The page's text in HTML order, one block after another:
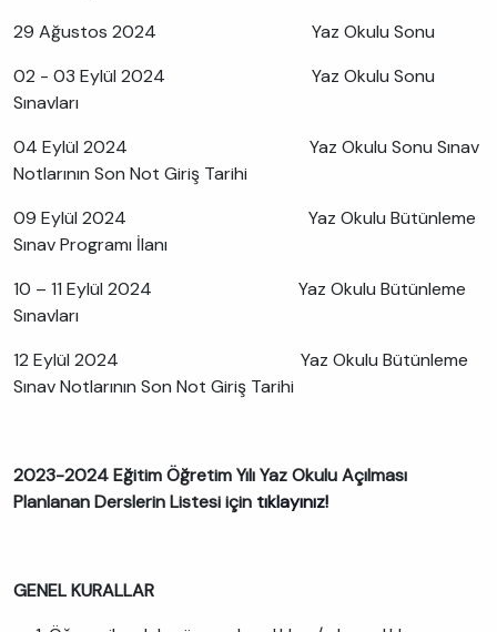
29 Ağustos 2024 Yaz Okulu Sonu
02 - 03 Eylül 2024 Yaz Okulu Sonu
Sınavları
04 Eylül 2024 Yaz Okulu Sonu Sınav
Notlarının Son Not Giriş Tarihi
09 Eylül 2024 Yaz Okulu Bütünleme
Sınav Programı İlanı
10 – 11 Eylül 2024 Yaz Okulu Bütünleme
Sınavları
12 Eylül 2024 Yaz Okulu Bütünleme
Sınav Notlarının Son Not Giriş Tarihi
2023-2024 Eğitim Öğretim Yılı Yaz Okulu Açılması
Planlanan Derslerin Listesi için tıklayınız!
GENEL KURALLAR